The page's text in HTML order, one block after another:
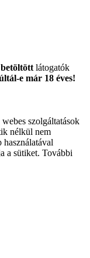
látogatók
e már 18 éves!
szolgáltatások
nélkül nem
használatával
a sütiket. További